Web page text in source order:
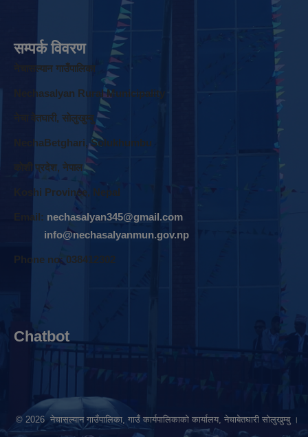
सम्पर्क विवरण
नेचासल्यान गाउँपालिका
Nechasalyan Rural Municipality
नेचा वेतघारी, साेलुखुम्बु
NechaBetghari, Solukhumbu
काेशी प्रदेश, नेपाल
Koshi Province, Nepal
Email: nechasalyan345@gmail.com
info@nechasalyanmun.gov.np
Phone no: 038412302
Chatbot
© 2026 नेचासल्यान गाउँपालिका, गाउँ कार्यपालिकाको कार्यालय, नेचाबेतघारी सोलुखुम्बु ।